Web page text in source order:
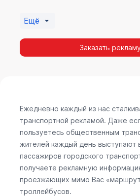
Ещё
Заказать
Ежедневно каждый из нас
транспортной рекламой. Даже
пользуетесь общественным
жителей каждый день выступают
пассажиров городского
получаете рекламную
проезжающих мимо Вас
троллейбусов.